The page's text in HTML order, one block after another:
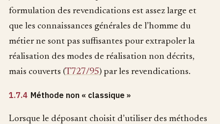
formulation des revendications est assez large et
que les connaissances générales de l’homme du
métier ne sont pas suffisantes pour extrapoler la
réalisation des modes de réalisation non décrits,
mais couverts (T727/95) par les revendications.
1.7.4 Méthode non « classique »
Lorsque le déposant choisit d’utiliser des méthodes